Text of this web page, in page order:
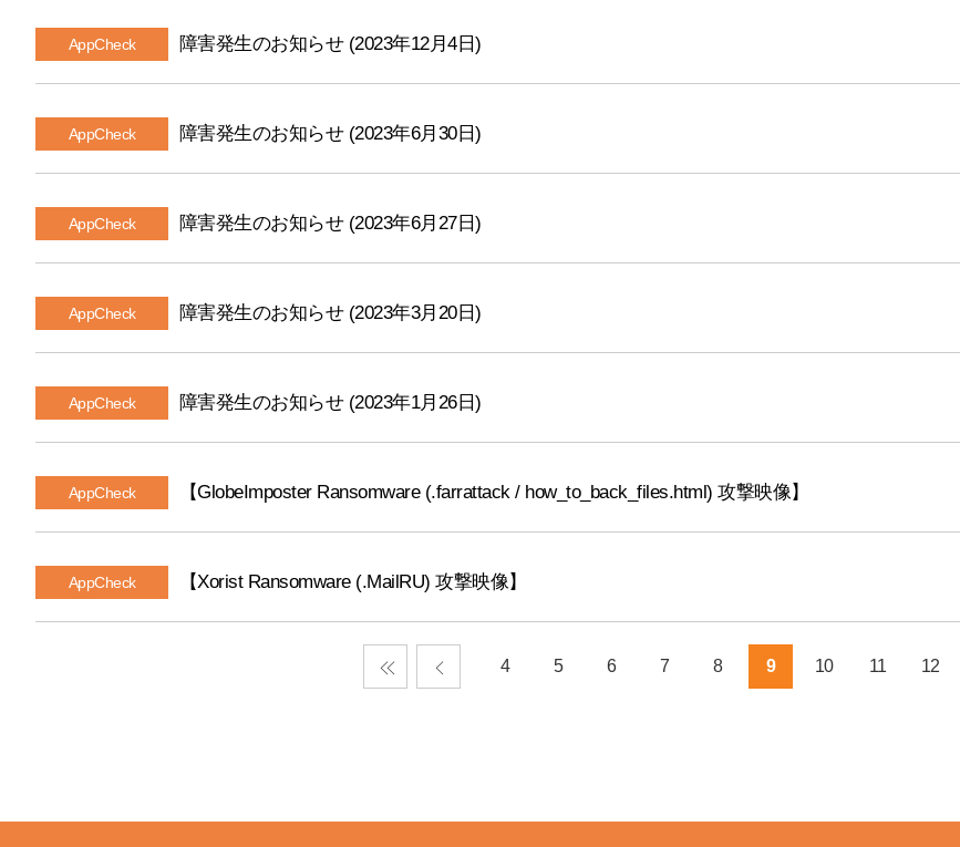
AppCheck 障害発生のお知らせ (2023年12月4日)
AppCheck 障害発生のお知らせ (2023年6月30日)
AppCheck 障害発生のお知らせ (2023年6月27日)
AppCheck 障害発生のお知らせ (2023年3月20日)
AppCheck 障害発生のお知らせ (2023年1月26日)
AppCheck 【GlobeImposter Ransomware (.farrattack / how_to_back_files.html) 攻撃映像】
AppCheck 【Xorist Ransomware (.MailRU) 攻撃映像】
4 5 6 7 8 9 10 11 12